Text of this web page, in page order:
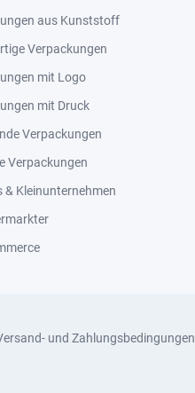
aus Kunststoff
Verpackungen
mit Logo
mit Druck
Verpackungen
Verpackungen
& Kleinunternehmen
und Zahlungsbedingungen